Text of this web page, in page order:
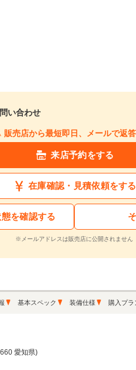
い合わせ
販売店から最短即日、メールで返答
来店予約をする
在庫確認・見積依頼をする
を確認する
※メールアドレスは販売店に公開されません
基本スペック 装備仕様 購入プラ
愛知県)